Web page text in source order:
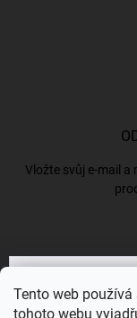
Tento web
tohoto webu
Vložte svůj e-mail a